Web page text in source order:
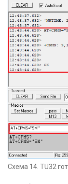
Схема 14. TU32